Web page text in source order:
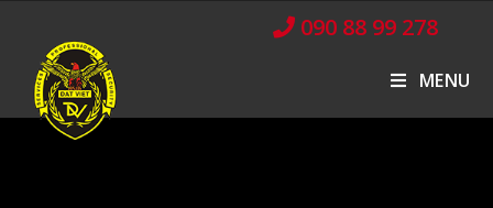
090 88 99 278
MENU